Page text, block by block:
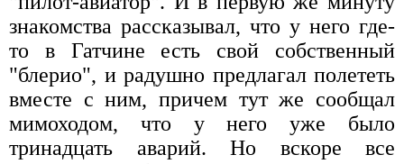
знакомства рассказывал, что у него где-
то в Гатчине есть свой собственный
"блерио", и радушно предлагал полететь
вместе с ним, причем тут же сообщал
мимоходом, что у него уже было
тринадцать аварий. Но вскоре все